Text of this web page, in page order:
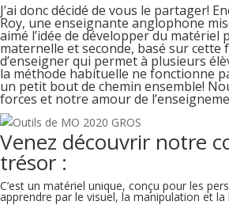
J’ai donc décidé de vous le partager!
Roy, une enseignante anglophone
aimé l’idée de développer du matériel
maternelle et seconde, basé sur cette
d’enseigner qui permet à plusieurs
la méthode habituelle ne fonctionne
un petit bout de chemin ensemble!
forces et notre amour de
Venez découvrir notre
trésor :
C’est un matériel unique, conçu pour les
apprendre par le visuel, la manipulation et la